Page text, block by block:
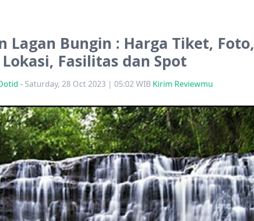
Lagan Bungin : Harga Tiket, Foto,
Lokasi, Fasilitas dan Spot
- Saturday, 28 Oct 2023 | 05:02 WIB Kirim Reviewmu